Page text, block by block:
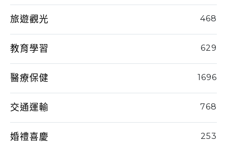
旅遊觀光 468
教育學習 629
醫療保健 1696
交通運輸 768
婚禮喜慶 253